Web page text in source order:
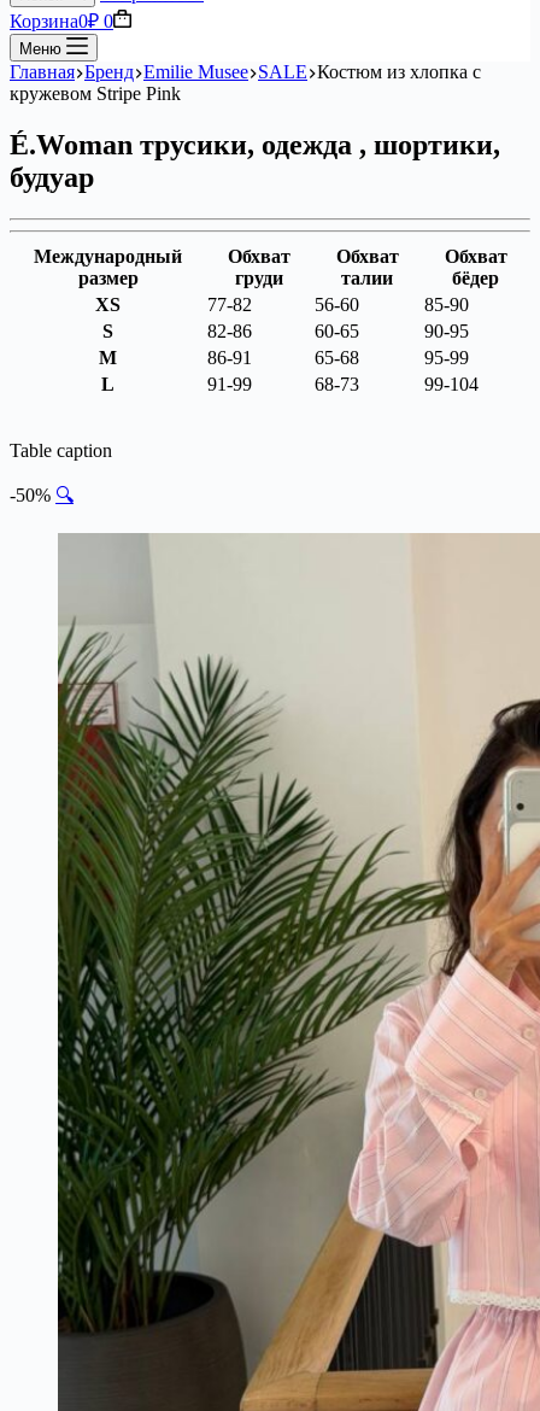
Корзина0₽ 0
Меню
Главная Бренд Emilie Musee SALE Костюм из хлопка с
кружевом Stripe Pink
É.Woman трусики, одежда , шортики,
будуар
Международный
размер
Обхват
груди
Обхват
талии
Обхват
бёдер
XS
77-82 56-60
85-90
S
82-86 60-65
90-95
M
86-91 65-68
95-99
L
91-99 68-73 99-104
Table caption
-50% 🔍